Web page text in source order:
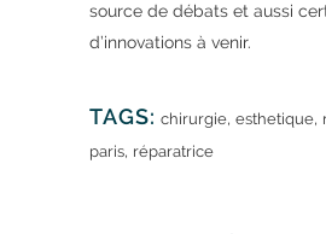
source de débats et aussi
d’innovations à venir.
TAGS: chirurgie, esthetique,
paris, réparatrice